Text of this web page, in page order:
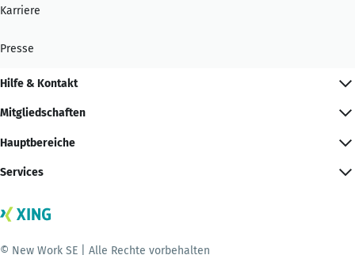
Karriere
Presse
Hilfe & Kontakt
Mitgliedschaften
Hauptbereiche
Services
© New Work SE | Alle Rechte vorbehalten